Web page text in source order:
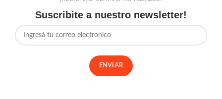
Suscribite a nuestro newsletter!